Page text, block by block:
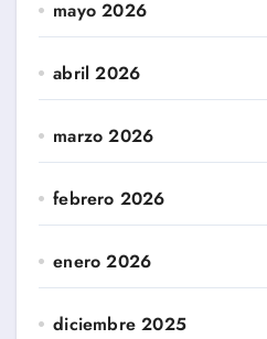
mayo 2026
abril 2026
marzo 2026
febrero 2026
enero 2026
diciembre 2025